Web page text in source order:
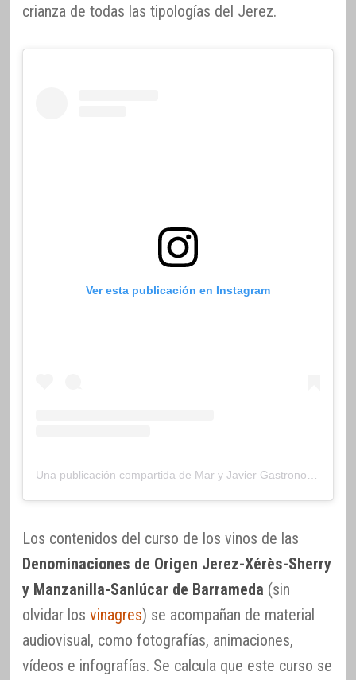
crianza de todas las tipologías del Jerez.
Ver esta publicación en Instagram
Los contenidos del curso de los vinos de las
Denominaciones de Origen Jerez-Xérès-Sherry
y Manzanilla-Sanlúcar de Barrameda (sin
olvidar los vinagres) se acompañan de material
audiovisual, como fotografías, animaciones,
vídeos e infografías. Se calcula que este curso se